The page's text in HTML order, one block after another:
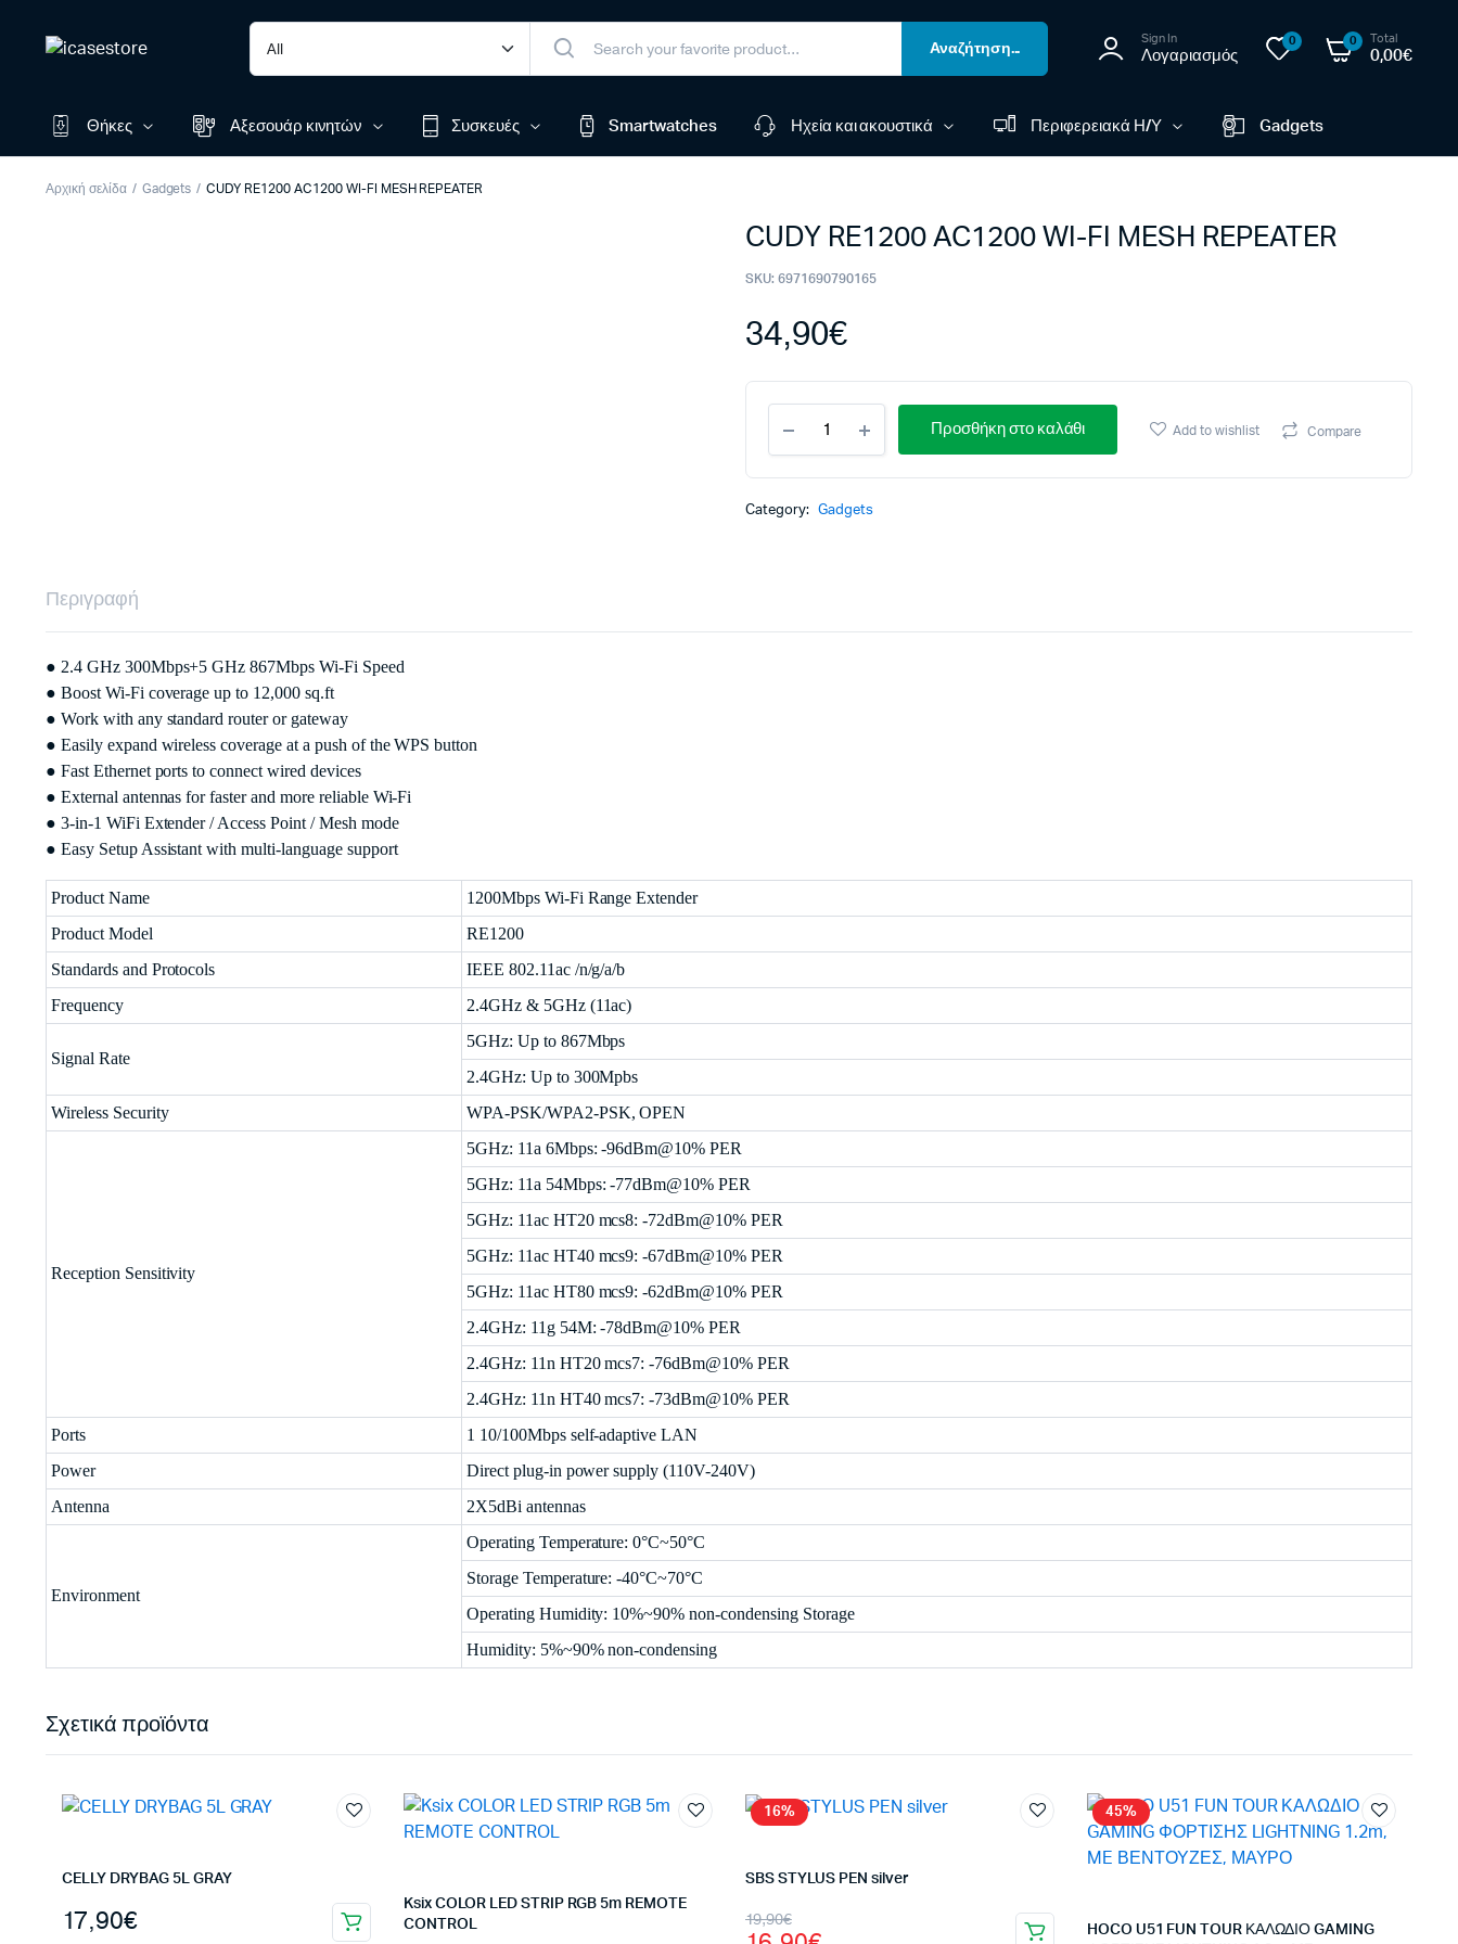
Αναζήτηση...
Sign In
Λογαριασμός
0 0 Total
0,00€
Θήκες Αξεσουάρ κινητών Συσκευές Smartwatches Ηχεία και ακουστικά Περιφερειακά Η/Υ Gadgets
Αρχική σελίδα Gadgets CUDY RE1200 AC1200 WI-FI MESH REPEATER
CUDY RE1200 AC1200 WI-FI MESH REPEATER
SKU: 6971690790165
34,90€
RE1200
AC1200
WI-
MESH
Προσθήκη στο καλάθι Add to wishlist Compare
Category: Gadgets
Περιγραφή
● 2.4 GHz 300Mbps+5 GHz 867Mbps Wi-Fi Speed
● Boost Wi-Fi coverage up to 12,000 sq.ft
● Work with any standard router or gateway
● Easily expand wireless coverage at a push of the WPS button
● Fast Ethernet ports to connect wired devices
● External antennas for faster and more reliable Wi-Fi
● 3-in-1 WiFi Extender / Access Point / Mesh mode
● Easy Setup Assistant with multi-language support
Product Name
1200Mbps Wi-Fi Range Extender
Product Model
RE1200
Standards and Protocols
IEEE 802.11ac /n/g/a/b
Frequency
2.4GHz & 5GHz (11ac)
Signal Rate
5GHz: Up to 867Mbps
2.4GHz: Up to 300Mpbs
Wireless Security
WPA-PSK/WPA2-PSK, OPEN
Reception Sensitivity
5GHz: 11a 6Mbps: -96dBm@10% PER
5GHz: 11a 54Mbps: -77dBm@10% PER
5GHz: 11ac HT20 mcs8: -72dBm@10% PER
5GHz: 11ac HT40 mcs9: -67dBm@10% PER
5GHz: 11ac HT80 mcs9: -62dBm@10% PER
2.4GHz: 11g 54M: -78dBm@10% PER
2.4GHz: 11n HT20 mcs7: -76dBm@10% PER
2.4GHz: 11n HT40 mcs7: -73dBm@10% PER
Ports
1 10/100Mbps self-adaptive LAN
Power
Direct plug-in power supply (110V-240V)
Antenna
2X5dBi antennas
Environment
Operating Temperature: 0°C~50°C
Storage Temperature: -40°C~70°C
Operating Humidity: 10%~90% non-condensing Storage
Humidity: 5%~90% non-condensing
Σχετικά προϊόντα
CELLY DRYBAG 5L GRAY
17,90€
Ksix COLOR LED STRIP RGB 5m REMOTE
CONTROL
16%
SBS STYLUS PEN silver
19,90€
Original
Η
45%
HOCO U51 FUN TOUR ΚΑΛΩΔΙΟ GAMING